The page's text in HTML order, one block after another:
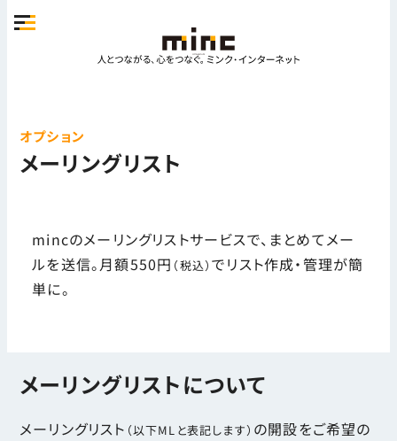
オプション
メーリングリスト
mincのメーリングリストサービスで、まとめてメー
ルを送信。月額550円 （税込）でリスト作成・管理が簡
単に。
メーリングリストについて
メーリングリスト （以下MLと表記します） の開設をご希望の